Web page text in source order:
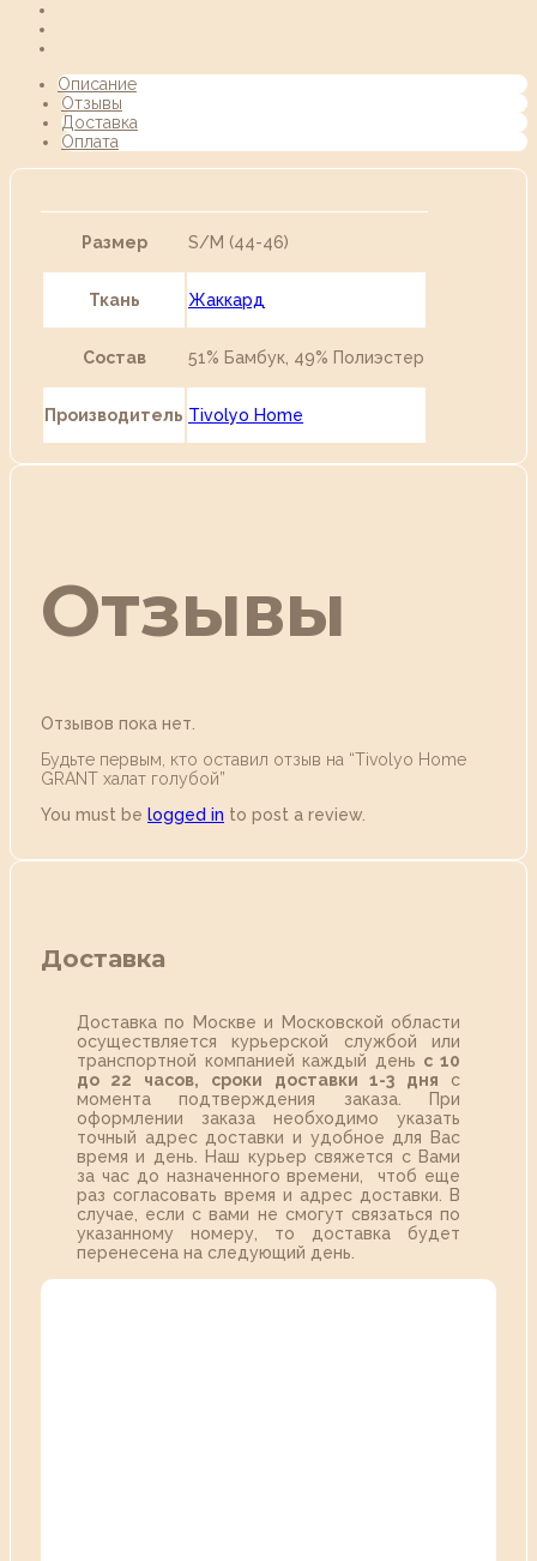
Описание
Отзывы
Доставка
Оплата
Размер S/М (44-46)
Ткань Жаккард
Состав 51% Бамбук, 49% Полиэстер
Производитель Tivolyo Home
Отзывы
Отзывов пока нет.
Будьте первым, кто оставил отзыв на “Tivolyo Home
GRANT халат голубой”
You must be logged in to post a review.
Доставка
Доставка по Москве и Московской области
осуществляется курьерской службой или
транспортной компанией каждый день с 10
до 22 часов,
сроки доставки 1-3 дня с
момента подтверждения заказа. При
оформлении заказа необходимо указать
точный адрес доставки и удобное для Вас
время и день. Наш курьер свяжется с Вами
за час до назначенного времени, чтоб еще
раз согласовать время и адрес доставки. В
случае, если с вами не смогут связаться по
указанному номеру, то доставка будет
перенесена на следующий день.